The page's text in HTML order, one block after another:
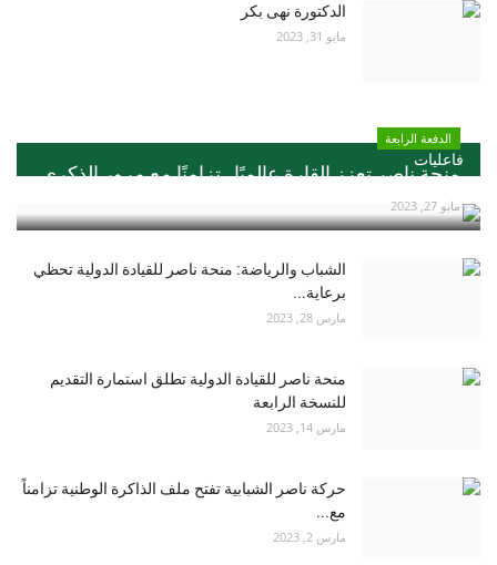
الدكتورة نهى بكر
مايو 31, 2023
فاعليات
الدفعة الرابعة
منحة ناصر تعزز القارة عالميًا ..تزامنًا مع مرور الذكري...
مايو 27, 2023
الشباب والرياضة: منحة ناصر للقيادة الدولية تحظي
برعاية...
مارس 28, 2023
منحة ناصر للقيادة الدولية تطلق استمارة التقديم
للنسخة الرابعة
مارس 14, 2023
حركة ناصر الشبابية تفتح ملف الذاكرة الوطنية تزامناً
مع...
مارس 2, 2023